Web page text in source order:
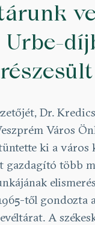
Urbe-
részesült
Dr.
Város
ki a város
gazdagító több
től gondozta
A